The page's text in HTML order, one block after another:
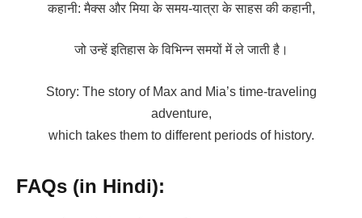
कहानी: मैक्स और मिया के समय-यात्रा के साहस की कहानी,
जो उन्हें इतिहास के विभिन्न समयों में ले जाती है।
Story: The story of Max and Mia’s time-traveling
adventure,
which takes them to different periods of history.
FAQs (in Hindi):